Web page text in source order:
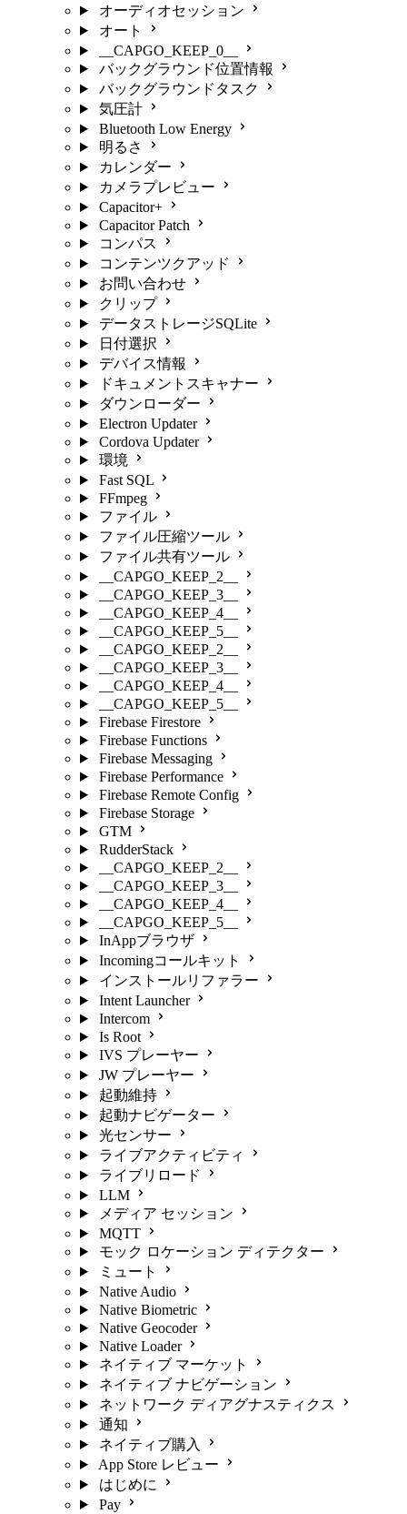
オーディオセッション
オート
__CAPGO_KEEP_0__
バックグラウンド位置情報
バックグラウンドタスク
気圧計
Bluetooth Low Energy
明るさ
カレンダー
カメラプレビュー
Capacitor+
Capacitor Patch
コンパス
コンテンツクアッド
お問い合わせ
クリップ
データストレージSQLite
日付選択
デバイス情報
ドキュメントスキャナー
ダウンローダー
Electron Updater
Cordova Updater
環境
Fast SQL
FFmpeg
ファイル
ファイル圧縮ツール
ファイル共有ツール
__CAPGO_KEEP_2__
__CAPGO_KEEP_3__
__CAPGO_KEEP_4__
__CAPGO_KEEP_5__
__CAPGO_KEEP_2__
__CAPGO_KEEP_3__
__CAPGO_KEEP_4__
__CAPGO_KEEP_5__
Firebase Firestore
Firebase Functions
Firebase Messaging
Firebase Performance
Firebase Remote Config
Firebase Storage
GTM
RudderStack
__CAPGO_KEEP_2__
__CAPGO_KEEP_3__
__CAPGO_KEEP_4__
__CAPGO_KEEP_5__
InAppブラウザ
Incomingコールキット
インストールリファラー
Intent Launcher
Intercom
Is Root
IVS プレーヤー
JW プレーヤー
起動維持
起動ナビゲーター
光センサー
ライブアクティビティ
ライブリロード
LLM
メディア セッション
MQTT
モック ロケーション ディテクター
ミュート
Native Audio
Native Biometric
Native Geocoder
Native Loader
ネイティブ マーケット
ネイティブ ナビゲーション
ネットワーク ディアグナスティクス
通知
ネイティブ購入
App Store レビュー
はじめに
Pay